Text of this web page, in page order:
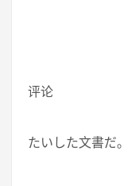
评论
たいした文書だ。